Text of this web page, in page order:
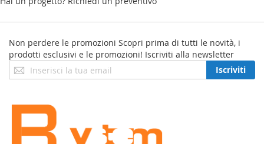
Non perdere le promozioni Scopri prima di tutti le novità, i
prodotti esclusivi e le promozioni! Iscriviti alla newsletter
Iscriviti
alla
Iscriviti